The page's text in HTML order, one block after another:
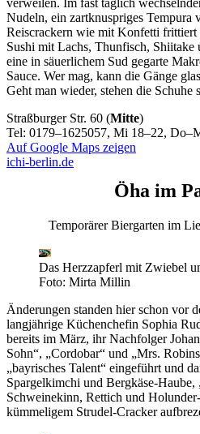
Nudeln, ein zartknuspriges Tempura
Reiscrackern wie mit Konfetti frittiert
Sushi mit Lachs, Thunfisch,
eine in säuerlichem Sud gegarte
Sauce. Wer mag, kann die Gänge
Geht man wieder, stehen die Schuhe
Straßburger Str. 60 (Mitte)
Tel: 0179–1625057, Mi 18–22,
Auf Google Maps zeigen
ichi-berlin.de
Öha im
Temporärer Biergarten im
Das Herzzapferl mit Zwiebel
Foto: Mirta Millin
Änderungen standen hier schon vor
langjährige Küchenchefin Sophia
bereits im März, ihr Nachfolger
Sohn“, „Cordobar“ und „Mrs.
„bayrisches Talent“ eingeführt und
Spargelkimchi und Bergkäse-Haube,
Schweinekinn, Rettich und
kümmeligem Strudel-Cracker